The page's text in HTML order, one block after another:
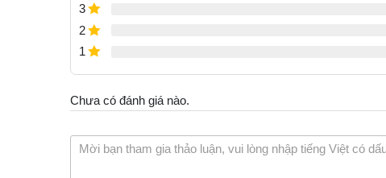
3
2
1
Chưa có đánh giá nào.